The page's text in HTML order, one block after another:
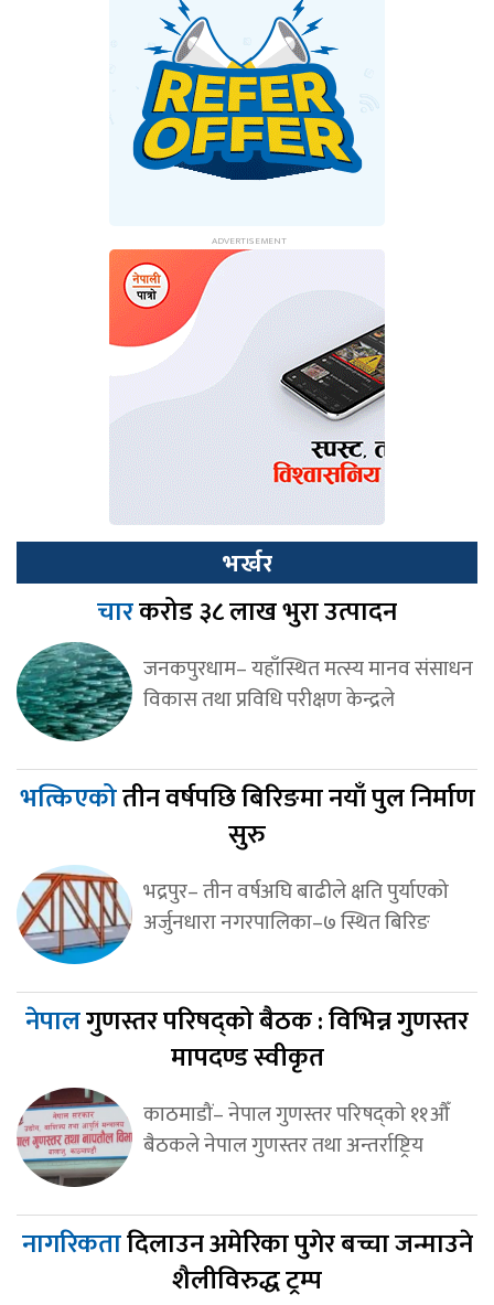
भर्खर
चारकरोड ३८ लाख भुरा उत्पादन
जनकपुरधाम– यहाँस्थित मत्स्य मानव संसाधन
विकास तथा प्रविधि परीक्षण केन्द्रले
भत्किएकोतीन वर्षपछि बिरिङमा नयाँ पुल निर्माण
सुरु
भद्रपुर– तीन वर्षअघि बाढीले क्षति पुर्याएको
अर्जुनधारा नगरपालिका–७ स्थित बिरिङ
नेपालगुणस्तर परिषद्को बैठक : विभिन्न गुणस्तर
मापदण्ड स्वीकृत
काठमाडौं– नेपाल गुणस्तर परिषद्को ११औँ
बैठकले नेपाल गुणस्तर तथा अन्तर्राष्ट्रिय
नागरिकतादिलाउन अमेरिका पुगेर बच्चा जन्माउने
शैलीविरुद्ध ट्रम्प